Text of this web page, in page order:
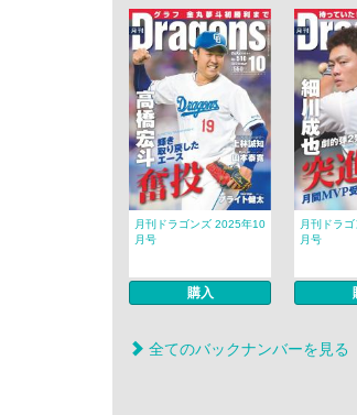
月刊ドラゴンズ 2025年10
月号
購入
月刊ドラ
月号
全てのバックナンバーを見る